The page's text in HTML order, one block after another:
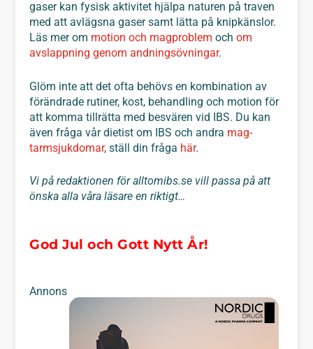
gaser kan fysisk aktivitet hjälpa naturen på traven
med att avlägsna gaser samt lätta på knipkänslor.
Läs mer om motion och magproblem ochom
avslappning genom andningsövningar.
Glöm inte att det ofta behövs en kombination av
förändrade rutiner, kost, behandling och motion för
att komma tillrätta med besvären vid IBS. Du kan
även fråga vår dietist om IBS och andra mag-
tarmsjukdomar, ställ din fråga här.
Vi på redaktionen för alltomibs.se vill passa på att
önska alla våra läsare en riktigt…
God Jul och Gott Nytt År!
Annons